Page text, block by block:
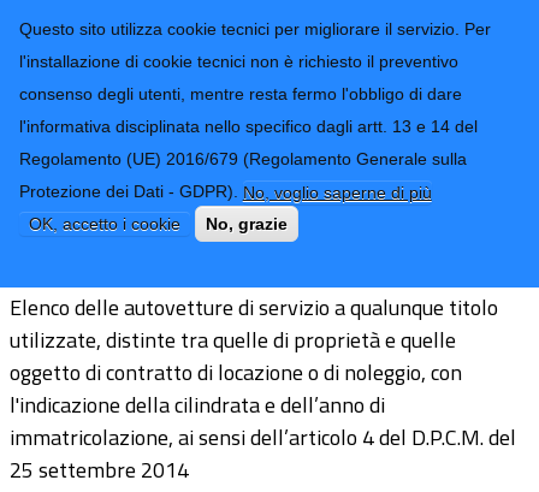
Questo sito utilizza cookie tecnici per migliorare il servizio. Per
l'installazione di cookie tecnici non è richiesto il preventivo
consenso degli utenti, mentre resta fermo l'obbligo di dare
l'informativa disciplinata nello specifico dagli artt. 13 e 14 del
Regolamento (UE) 2016/679 (Regolamento Generale sulla
Protezione dei Dati - GDPR). No, voglio saperne di più
OK, accetto i cookie
No, grazie
Provincia di
Imperia
CONTATTI-URP
TRASPARENZA
Form di ricerca
Censimento permanente autovetture
di servizio
Elenco delle autovetture di servizio a qualunque titolo
utilizzate, distinte tra quelle di proprietà e quelle
oggetto di contratto di locazione o di noleggio, con
l'indicazione della cilindrata e dell’anno di
immatricolazione, ai sensi dell’articolo 4 del D.P.C.M. del
25 settembre 2014